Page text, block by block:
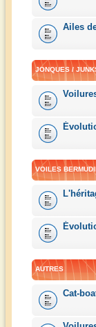
Ailes
JONQUES /
VOILES
AUTRES
Cat-